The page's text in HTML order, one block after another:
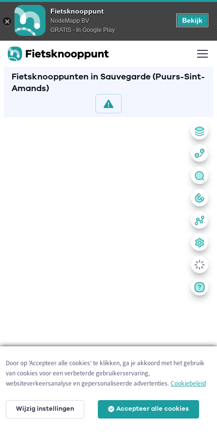
Fietsknooppunt
NodeMapp BV
GRATIS - In Google Play
Bekijk
Fietsknooppunten in Sauvegarde (Puurs-Sint-
Amands)
200 m
Door op 'Accepteer alle cookies' te klikken, ga je akkoord met het gebruik
van cookies voor een verbeterde gebruikerservaring,
websiteverkeersanalyse en gepersonaliseerde advertenties.Cookiebeleid
Wijzig instellingen Accepteer alle cookies